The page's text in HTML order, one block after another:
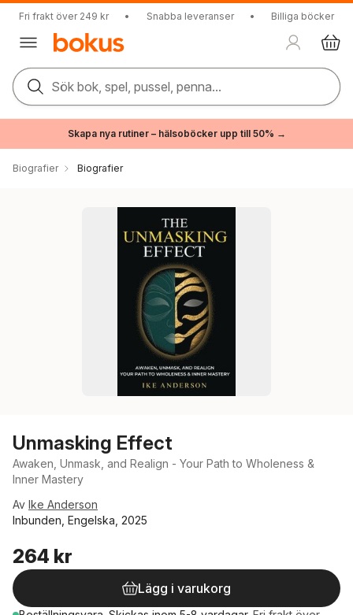
Fri frakt över 249 kr • Snabba leveranser • Billiga böcker
Sök bok, spel, pussel, penna...
Skapa nya rutiner – hälsoböcker upp till 50% →
Biografier Biografier
Unmasking Effect
Awaken, Unmask, and Realign - Your Path to Wholeness &
Inner Mastery
Av Ike Anderson
Inbunden, Engelska, 2025
264 kr
Lägg i varukorg